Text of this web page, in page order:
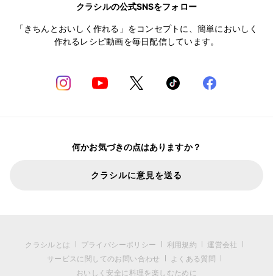
クラシルの公式SNSをフォロー
「きちんとおいしく作れる」をコンセプトに、簡単においしく
作れるレシピ動画を毎日配信しています。
何かお気づきの点はありますか？
クラシルに意見を送る
クラシルとは プライバシーポリシー 利用規約
運営会社
サービスに関してのお問い合わせ
よくある質問
おいしく安全に料理を楽しむために